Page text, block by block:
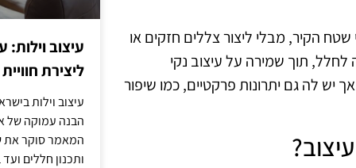
הקיר, מבלי ליצור צללים חזקים או
לחלל, תוך שמירה על עיצוב נקי
לה גם יתרונות פרקטיים, כמו שיפור
עיצוב וילות:
ליצירת
עיצוב וילות
הבנה עמוקה של
המאמר סוקר את
ותכנון חללים